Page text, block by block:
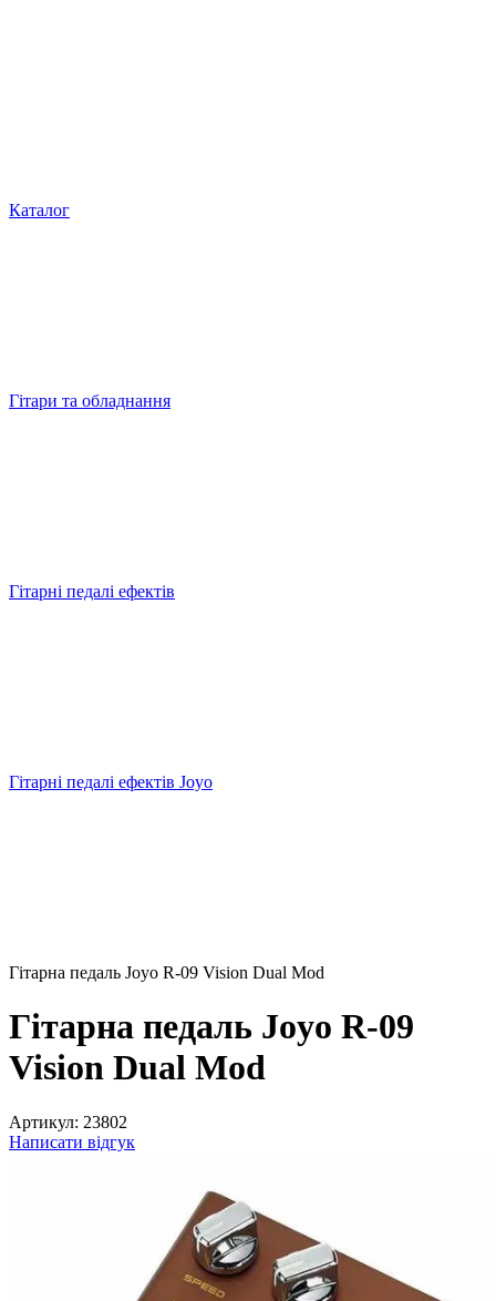
Каталог
Гітари та обладнання
Гітарні педалі ефектів
Гітарні педалі ефектів Joyo
Гітарна педаль Joyo R-09 Vision Dual Mod
Гітарна педаль Joyo R-09
Vision Dual Mod
Артикул: 23802
Написати відгук